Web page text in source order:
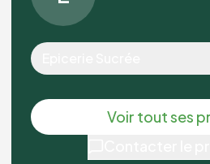
Voir tout ses